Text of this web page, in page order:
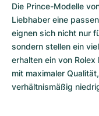
Die Prince-Modelle
Liebhaber eine
eignen sich nicht nur
sondern stellen ein
erhalten ein von
mit maximaler
verhältnismäßig